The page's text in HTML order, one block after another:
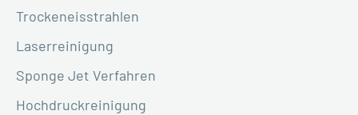
Trockeneisstrahlen
Laserreinigung
Sponge Jet Verfahren
Hochdruckreinigung